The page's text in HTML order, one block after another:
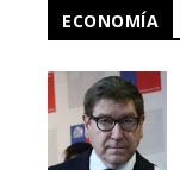
ECONOMÍA